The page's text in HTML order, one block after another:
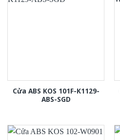
Cửa ABS KOS 101F-K1129-
ABS-SGD